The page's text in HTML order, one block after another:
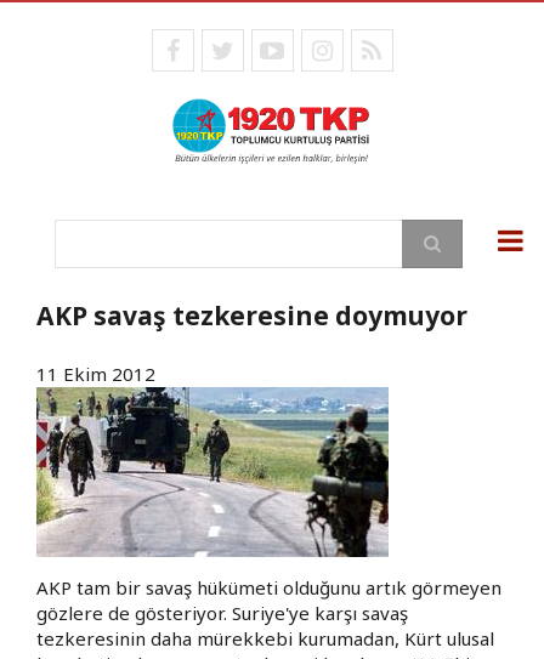
facebooktwitteryoutubeinstagram
RSS
Ara
AKP savaş tezkeresine doymuyor
11 Ekim 2012
AKP tam bir savaş hükümeti olduğunu artık görmeyen
gözlere de gösteriyor. Suriye'ye karşı savaş
tezkeresinin daha mürekkebi kurumadan, Kürt ulusal